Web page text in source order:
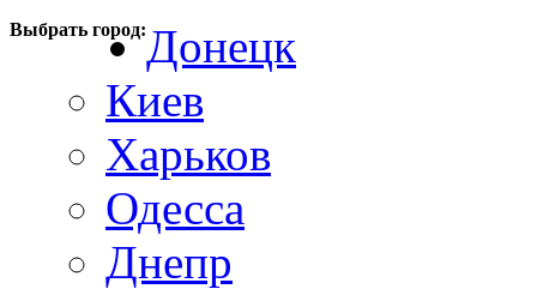
Выбрать город:Донецк
Киев
Харьков
Одесса
Днепр